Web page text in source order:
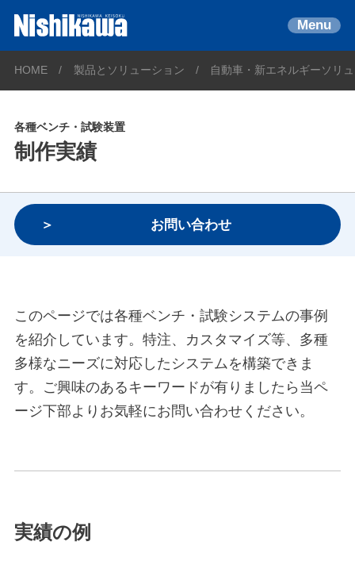
Menu
HOME 製品とソリューション 自動車・新エネルギーソリ
各種ベンチ・試験装置
制作実績
お問い合わせ
このページでは各種ベンチ・試験システムの事例
を紹介しています。特注、カスタマイズ等、多種
多様なニーズに対応したシステムを構築できま
す。ご興味のあるキーワードが有りましたら当ペ
ージ下部よりお気軽にお問い合わせください。
実績の例